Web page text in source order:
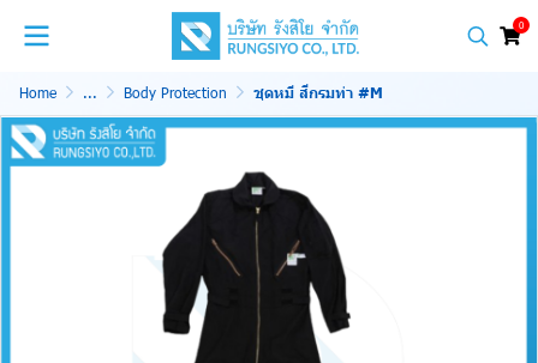
0
Home ... Body Protection ชุดหมี สีกรมท่า #M